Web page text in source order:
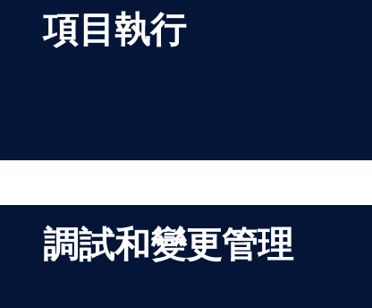
項目執行
調試和變更管理